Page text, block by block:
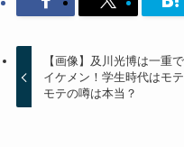
【画像】及川光博は一重で
イケメン！学生時代はモテ
モテの噂は本当？